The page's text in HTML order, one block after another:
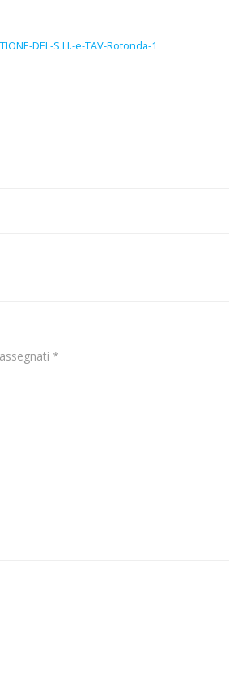
DEL-S.I.I.-e-TAV-Rotonda-1
*